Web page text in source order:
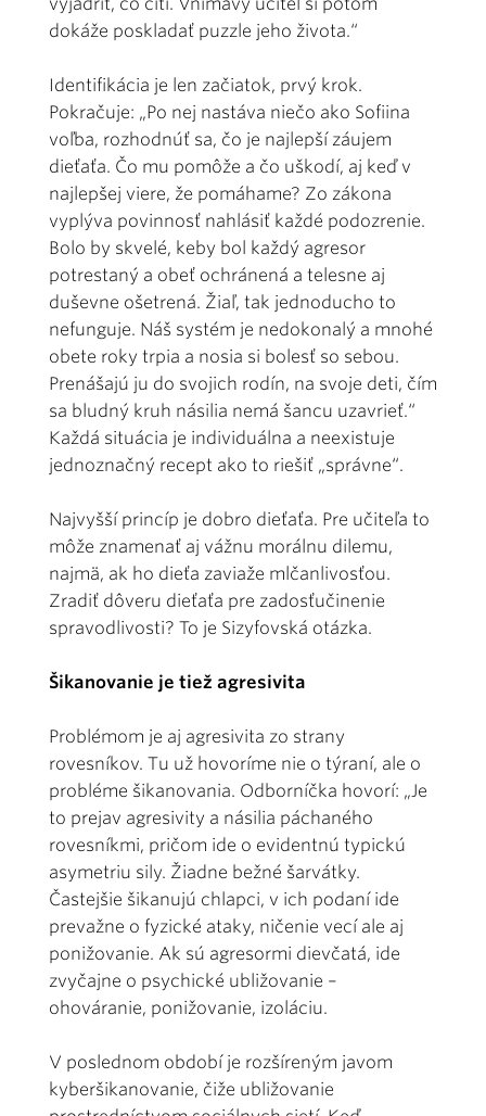
dokáže poskladať puzzle jeho života.“
Identifikácia je len začiatok, prvý krok.
Pokračuje: „Po nej nastáva niečo ako Sofiina
voľba, rozhodnúť sa, čo je najlepší záujem
dieťaťa. Čo mu pomôže a čo uškodí, aj keď v
najlepšej viere, že pomáhame? Zo zákona
vyplýva povinnosť nahlásiť každé podozrenie.
Bolo by skvelé, keby bol každý agresor
potrestaný a obeť ochránená a telesne aj
duševne ošetrená. Žiaľ, tak jednoducho to
nefunguje. Náš systém je nedokonalý a mnohé
obete roky trpia a nosia si bolesť so sebou.
Prenášajú ju do svojich rodín, na svoje deti, čím
sa bludný kruh násilia nemá šancu uzavrieť.“
Každá situácia je individuálna a neexistuje
jednoznačný recept ako to riešiť „správne“.
Najvyšší princíp je dobro dieťaťa. Pre učiteľa to
môže znamenať aj vážnu morálnu dilemu,
najmä, ak ho dieťa zaviaže mlčanlivosťou.
Zradiť dôveru dieťaťa pre zadosťučinenie
spravodlivosti? To je Sizyfovská otázka.
Šikanovanie je tiež agresivita
Problémom je aj agresivita zo strany
rovesníkov. Tu už hovoríme nie o týraní, ale o
probléme šikanovania. Odborníčka hovorí: „Je
to prejav agresivity a násilia páchaného
rovesníkmi, pričom ide o evidentnú typickú
asymetriu sily. Žiadne bežné šarvátky.
Častejšie šikanujú chlapci, v ich podaní ide
prevažne o fyzické ataky, ničenie vecí ale aj
ponižovanie. Ak sú agresormi dievčatá, ide
zvyčajne o psychické ubližovanie –
ohováranie, ponižovanie, izoláciu.
V poslednom období je rozšíreným javom
kyberšikanovanie, čiže ubližovanie